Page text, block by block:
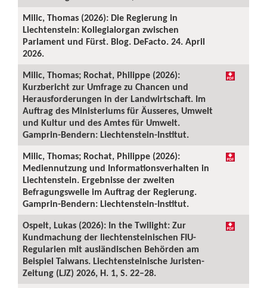
Milic, Thomas (2026): Die Regierung in
Liechtenstein: Kollegialorgan zwischen
Parlament und Fürst. Blog. DeFacto. 24. April
2026.
Milic, Thomas; Rochat, Philippe (2026):
Kurzbericht zur Umfrage zu Chancen und
Herausforderungen in der Landwirtschaft. Im
Auftrag des Ministeriums für Äusseres, Umwelt
und Kultur und des Amtes für Umwelt.
Gamprin-Bendern: Liechtenstein-Institut.
Milic, Thomas; Rochat, Philippe (2026):
Mediennutzung und Informationsverhalten in
Liechtenstein. Ergebnisse der zweiten
Befragungswelle im Auftrag der Regierung.
Gamprin-Bendern: Liechtenstein-Institut.
Ospelt, Lukas (2026): In the Twilight: Zur
Kundmachung der liechtensteinischen FIU-
Regularien mit ausländischen Behörden am
Beispiel Taiwans. Liechtensteinische Juristen-
Zeitung (LJZ) 2026, H. 1, S. 22–28.